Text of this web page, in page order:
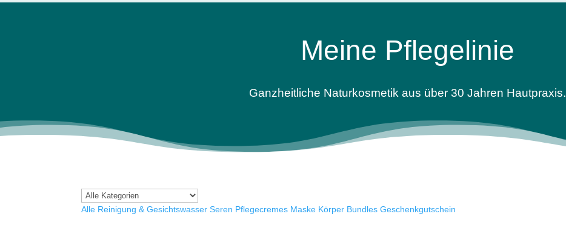
Meine Pflegelinie
Ganzheitliche Naturkosmetik aus über 30 Jahren Hautpraxis.
Alle Reinigung & Gesichtswasser Seren Pflegecremes Maske Körper Bundles Geschenkgutschein